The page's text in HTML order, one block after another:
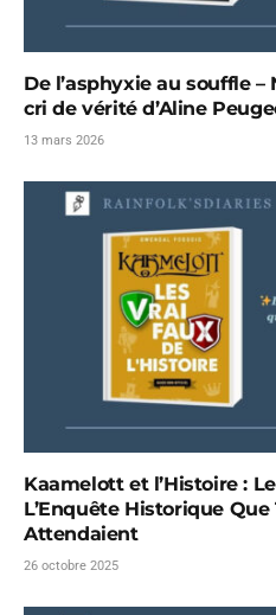
De l’asphyxie au souffle
cri de vérité d’Aline
13 mars 2026
Kaamelott et l’Histoire :
L’Enquête Historique Que
Attendaient
26 octobre 2025